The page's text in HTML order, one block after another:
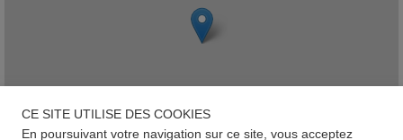
CE SITE UTILISE DES COOKIES
En poursuivant votre navigation sur ce site, vous acceptez